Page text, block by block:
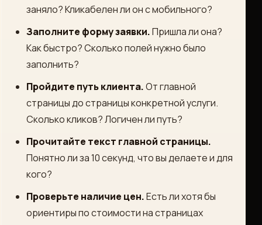
заняло? Кликабелен ли он с мобильного?
Заполните форму заявки.Пришла ли она?
Как быстро? Сколько полей нужно было
заполнить?
Пройдите путь клиента.От главной
страницы до страницы конкретной услуги.
Сколько кликов? Логичен ли путь?
Прочитайте текст главной страницы.
Понятно ли за 10 секунд, что вы делаете и для
кого?
Проверьте наличие цен.Есть ли хотя бы
ориентиры по стоимости на страницах